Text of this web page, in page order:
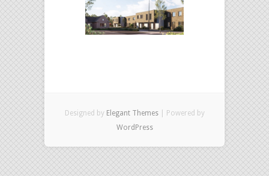
Designed by Elegant Themes| Powered by
WordPress